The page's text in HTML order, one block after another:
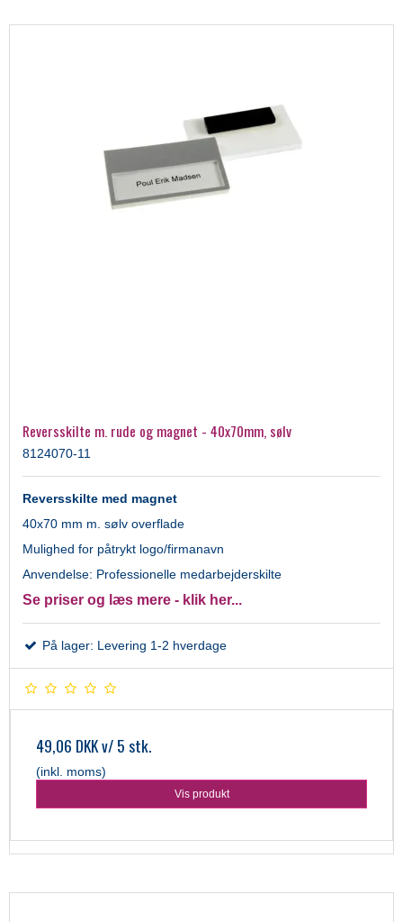
Reversskilte m. rude og magnet - 40x70mm, sølv
8124070-11
Reversskilte med magnet
40x70 mm m. sølv overflade
Mulighed for påtrykt logo/firmanavn
Anvendelse: Professionelle medarbejderskilte
Se priser og læs mere - klik her...
På lager: Levering 1-2 hverdage
49,06 DKKv/ 5 stk.
(inkl. moms)
Vis produkt